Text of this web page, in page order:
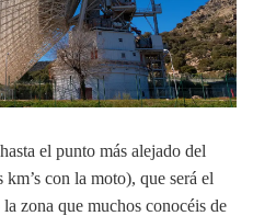
el punto más alejado del
con la moto), que será el
zona que muchos conocéis de